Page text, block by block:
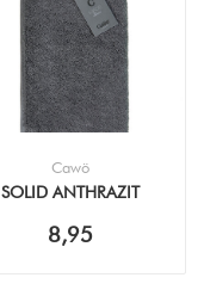
Cawö
SOLID ANTHRAZIT
8,95